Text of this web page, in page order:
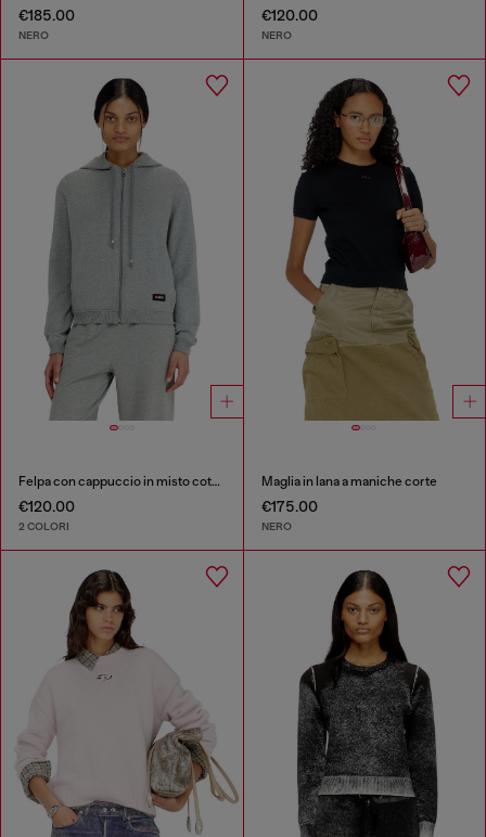
€185.00
NERO
€120.00
NERO
Felpa con cappuccio in misto cotone smerigliato
€120.00
2 COLORI
Maglia in lana a maniche corte
€175.00
NERO